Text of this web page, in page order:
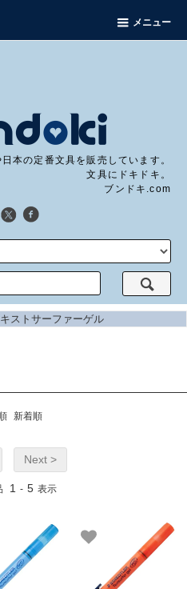
メニュー
本の定番文具を販売しています。
文具にドキドキ。
ブンドキ.com
ストサーファーゲル
新着順
Next >
1 - 5 表示